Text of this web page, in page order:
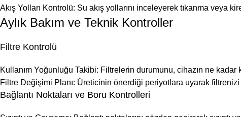
Akış Yolları Kontrolü: Su akış yollarını inceleyerek tıkanma veya
Aylık Bakım ve Teknik Kontroller
Filtre Kontrolü
Kullanım Yoğunluğu Takibi: Filtrelerin durumunu, cihazın ne
Filtre Değişimi Planı: Üreticinin önerdiği periyotlara uyarak
Bağlantı Noktaları ve Boru Kontrolleri